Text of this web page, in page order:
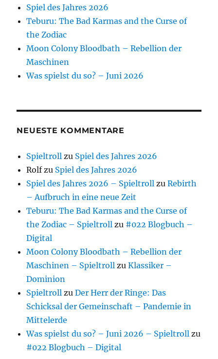
Spiel des Jahres 2026
Teburu: The Bad Karmas and the Curse of
the Zodiac
Moon Colony Bloodbath – Rebellion der
Maschinen
Was spielst du so? – Juni 2026
NEUESTE KOMMENTARE
Spieltroll zu Spiel des Jahres 2026
Rolfzu Spiel des Jahres 2026
Spiel des Jahres 2026 – Spieltroll zuRebirth
– Aufbruch in eine neue Zeit
Teburu: The Bad Karmas and the Curse of
the Zodiac – Spieltroll zu #022 Blogbuch –
Digital
Moon Colony Bloodbath – Rebellion der
Maschinen – Spieltroll zuKlassiker –
Dominion
Spieltroll zuDer Herr der Ringe: Das
Schicksal der Gemeinschaft – Pandemie in
Mittelerde
Was spielst du so? – Juni 2026 – Spieltroll zu
#022 Blogbuch – Digital